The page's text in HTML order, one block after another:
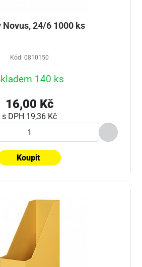
Novus, 24/6 1000 ks
Kód: 0810150
140 ks
16,00 Kč
s DPH 19,36 Kč
Koupit